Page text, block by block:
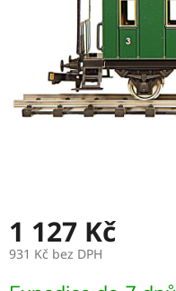
1 127 Kč
931 Kč bez DPH